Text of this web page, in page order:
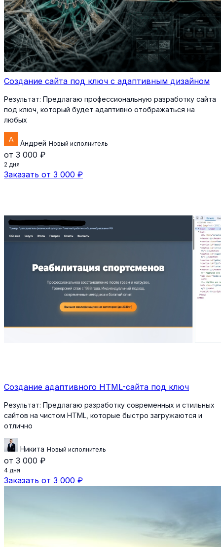
Создание сайта под ключ с адаптивным дизайном
Результат: Предлагаю профессиональную разработку сайта
под ключ, который будет адаптивно отображаться на
любых
Андрей Новый исполнитель
от 3 000 ₽
2 дня
Заказать от 3 000 ₽
Создание адаптивного HTML-сайта под ключ
Результат: Предлагаю разработку современных и стильных
сайтов на чистом HTML, которые быстро загружаются и
отлично
Никита Новый исполнитель
от 3 000 ₽
4 дня
Заказать от 3 000 ₽